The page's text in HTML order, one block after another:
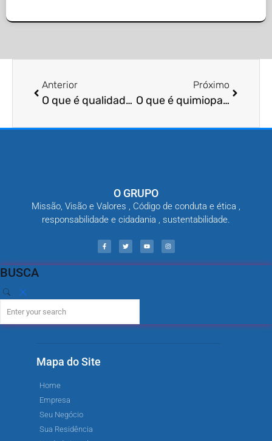
Anterior
O que é qualidade de pesticidas?
Próximo
O que é quimioparalisia em pragas?
O GRUPO
Missão, Visão e Valores , Código de conduta e ética ,
responsabilidade e cidadania , sustentabilidade.
BUSCA
Mapa do Site
Home
Empresa
Seu Negócio
Sua Residência